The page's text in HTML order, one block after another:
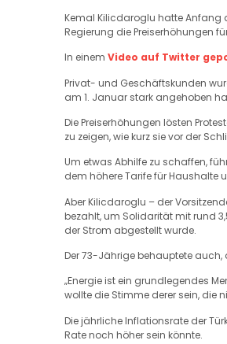
Kemal Kilicdaroglu hatte Anfang
Regierung die Preiserhöhungen
In einem Video auf Twitter
Privat- und Geschäftskunden
am 1. Januar stark angehoben
Die Preiserhöhungen lösten
zu zeigen, wie kurz sie vor der
Um etwas Abhilfe zu schaffen,
dem höhere Tarife für Haushalte
Aber Kilicdaroglu – der
bezahlt, um Solidarität mit rund
der Strom abgestellt wurde.
Der 73-Jährige behauptete auch,
„Energie ist ein grundlegendes
wollte die Stimme derer sein, die
Die jährliche Inflationsrate der
Rate noch höher sein könnte.